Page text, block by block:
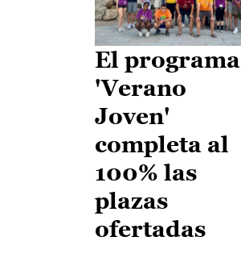
El programa
'Verano
Joven'
completa al
100% las
plazas
ofertadas